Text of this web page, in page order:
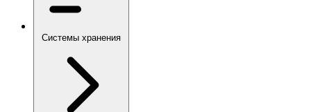
Системы хранения